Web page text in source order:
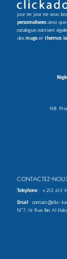
jour en jour ne vous
personnaliséesainsi que
catalogue contient
des mugset thermos
NB:
CONTACTEZ-
Téléphone: +212 613
Email: contact@clic-
N°7, 19 Rue Ibn Al